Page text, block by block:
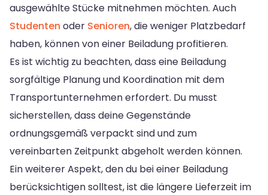
ausgewählte Stücke mitnehmen möchten. Auch
Studenten oder Senioren, die weniger Platzbedarf
haben, können von einer Beiladung profitieren.
Es ist wichtig zu beachten, dass eine Beiladung
sorgfältige Planung und Koordination mit dem
Transportunternehmen erfordert. Du musst
sicherstellen, dass deine Gegenstände
ordnungsgemäß verpackt sind und zum
vereinbarten Zeitpunkt abgeholt werden können.
Ein weiterer Aspekt, den du bei einer Beiladung
berücksichtigen solltest, ist die längere Lieferzeit im